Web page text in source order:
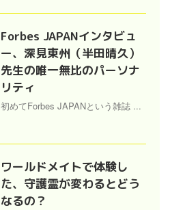
Forbes JAPANインタビュ
ー、深見東州（半田晴久）
先生の唯一無比のパーソナ
リティ
初めてForbes JAPANという雑誌 ...
ワールドメイトで体験し
た、守護霊が変わるとどう
なるの？